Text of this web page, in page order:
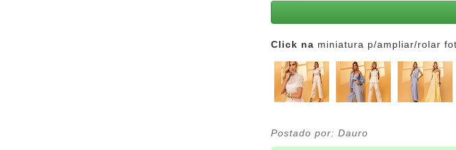
Click na miniatura p/ampliar/rolar
Postado por: Dauro